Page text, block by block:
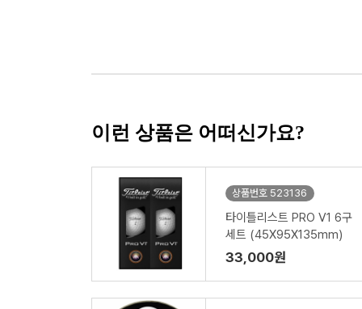
이런 상품은 어떠신가요?
상품번호 523136
타이틀리스트 PRO V1 6구
세트 (45X95X135mm)
33,000원